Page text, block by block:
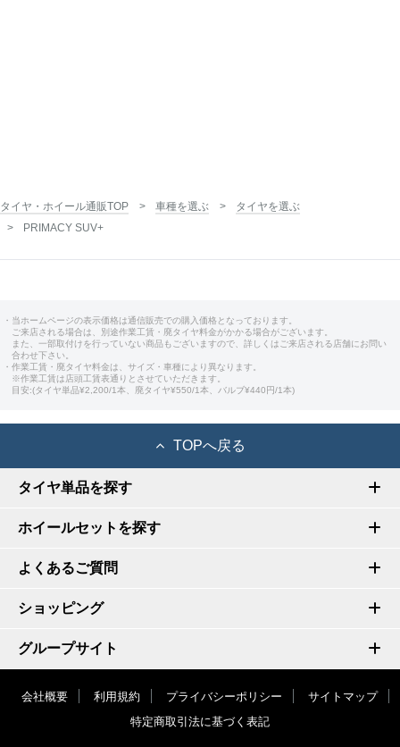
タイヤ・ホイール通販TOP 車種を選ぶ
タイヤを選ぶ
PRIMACY SUV+
・当ホームページの表示価格は通信販売での購入価格となっております。
ご来店される場合は、別途作業工賃・廃タイヤ料金がかかる場合がございます。
また、一部取付けを行っていない商品もございますので、詳しくはご来店される店舗にお問い
合わせ下さい。
・作業工賃・廃タイヤ料金は、サイズ・車種により異なります。
※作業工賃は店頭工賃表通りとさせていただきます。
目安:(タイヤ単品¥2,200/1本、廃タイヤ¥550/1本、バルブ¥440円/1本)
TOPへ戻る
タイヤ単品を探す
ホイールセットを探す
よくあるご質問
ショッピング
グループサイト
会社概要 利用規約 プライバシーポリシー
サイトマップ
特定商取引法に基づく表記